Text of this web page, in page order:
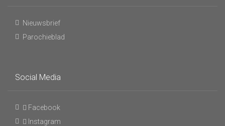
Nieuwsbrief
Parochieblad
Social Media
Facebook
Instagram